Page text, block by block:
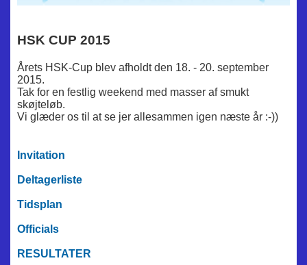
HSK CUP 2015
Årets HSK-Cup blev afholdt den 18. - 20. september
2015.
Tak for en festlig weekend med masser af smukt
skøjteløb.
Vi glæder os til at se jer allesammen igen næste år :-))
nvitation
Deltagerliste
Tidsplan
Officials
RESULTATER